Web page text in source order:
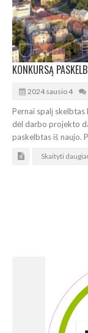
2024 sausio 4
Pernai spalį skelbtas
dėl darbo projekto
paskelbtas iš naujo.
Skaityti